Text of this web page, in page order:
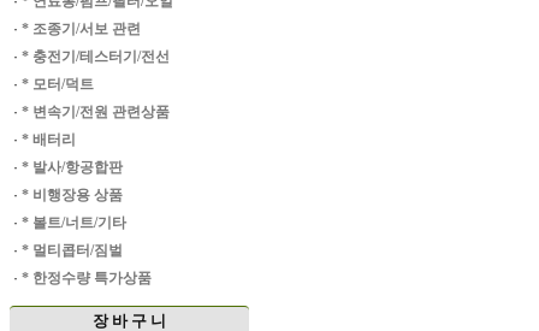
· * 조종기/서보 관련
· * 충전기/테스터기/전선
· * 모터/덕트
· * 변속기/전원 관련상품
· * 배터리
· * 발사/항공합판
· * 비행장용 상품
· * 볼트/너트/기타
· * 멀티콥터/짐벌
· * 한정수량 특가상품
장 바 구 니